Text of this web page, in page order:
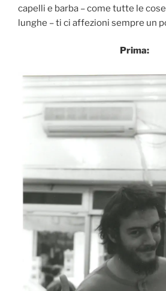
capelli e barba – come tutte le cose
lunghe – ti ci affezioni sempre un
Prima: